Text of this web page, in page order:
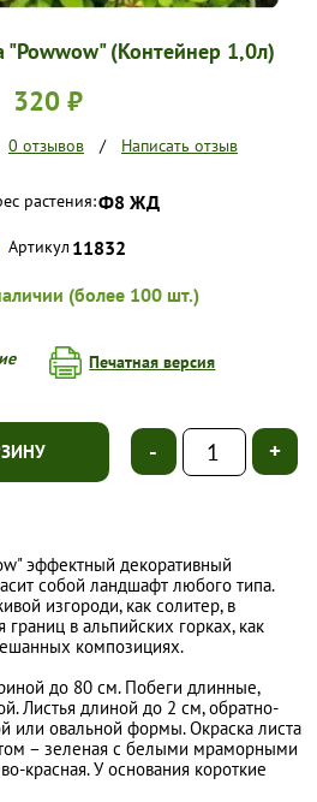
"Powwow" (Контейнер 1,0л)
320 ₽
0 отзывов / Написать отзыв
растения:Ф8 ЖД
Артикул 11832
(более 100 шт.)
Печатная версия
- +
эффектный декоративный
собой ландшафт любого типа.
изгороди, как солитер, в
в альпийских горках, как
композициях.
до 80 см. Побеги длинные,
Листья длиной до 2 см, обратно-
или овальной формы. Окраска листа
– зеленая с белыми мраморными
красная. У основания короткие